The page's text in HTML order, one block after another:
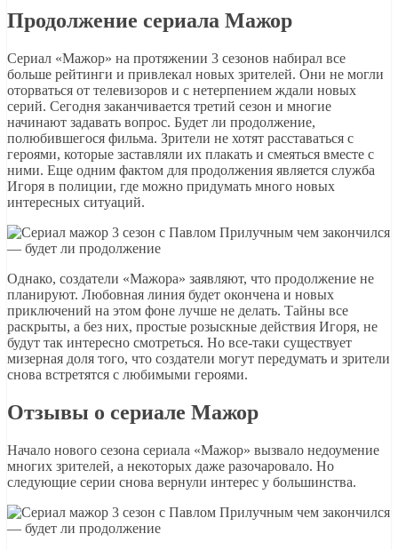
Продолжение сериала Мажор
Сериал «Мажор» на протяжении 3 сезонов набирал все
больше рейтинги и привлекал новых зрителей. Они не могли
оторваться от телевизоров и с нетерпением ждали новых
серий. Сегодня заканчивается третий сезон и многие
начинают задавать вопрос. Будет ли продолжение,
полюбившегося фильма. Зрители не хотят расставаться с
героями, которые заставляли их плакать и смеяться вместе с
ними. Еще одним фактом для продолжения является служба
Игоря в полиции, где можно придумать много новых
интересных ситуаций.
Однако, создатели «Мажора» заявляют, что продолжение не
планируют. Любовная линия будет окончена и новых
приключений на этом фоне лучше не делать. Тайны все
раскрыты, а без них, простые розыскные действия Игоря, не
будут так интересно смотреться. Но все-таки существует
мизерная доля того, что создатели могут передумать и зрители
снова встретятся с любимыми героями.
Отзывы о сериале Мажор
Начало нового сезона сериала «Мажор» вызвало недоумение
многих зрителей, а некоторых даже разочаровало. Но
следующие серии снова вернули интерес у большинства.